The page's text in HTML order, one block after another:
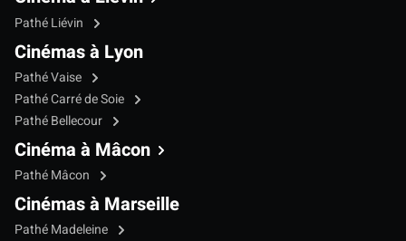
Pathé Liévin
Cinémas à Lyon
Pathé Vaise
Pathé Carré de Soie
Pathé Bellecour
Cinéma à Mâcon
Pathé Mâcon
Cinémas à Marseille
Pathé Madeleine